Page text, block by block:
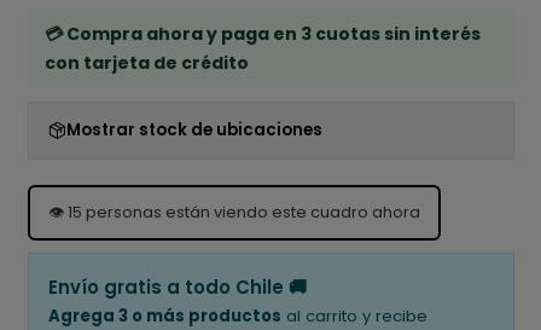
💳 Compra ahora y paga en 3 cuotas sin interés
con tarjeta de crédito
Mostrar stock de ubicaciones
👁️15 personas están viendo este cuadro ahora
Envío gratis a todo Chile 🚚
Agrega 3 o más productos al carrito y recibe